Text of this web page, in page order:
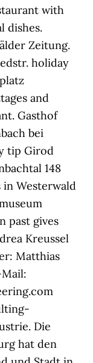
with
dishes.
Zeitung.
holiday
and
Gasthof
bei
tip Girod
148
Westerwald
past gives
Kreussel
Matthias
Die
hat den